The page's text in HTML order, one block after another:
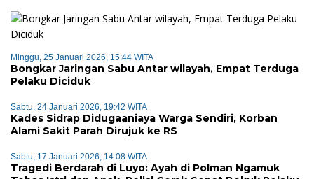
Minggu, 25 Januari 2026, 15:44 WITA
Bongkar Jaringan Sabu Antar wilayah, Empat Terduga
Pelaku Diciduk
Sabtu, 24 Januari 2026, 19:42 WITA
Kades Sidrap Didugaaniaya Warga Sendiri, Korban
Alami Sakit Parah Dirujuk ke RS
Sabtu, 17 Januari 2026, 14:08 WITA
Tragedi Berdarah di Luyo: Ayah di Polman Ngamuk